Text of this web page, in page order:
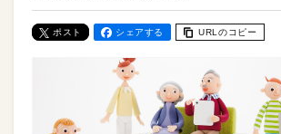
ポスト シェアする URLのコピー